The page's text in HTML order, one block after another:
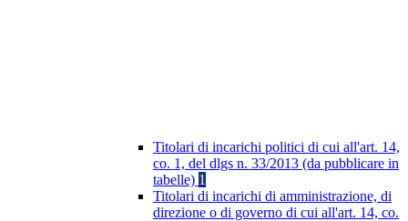
Titolari di incarichi politici di cui all'art. 14,
co. 1, del dlgs n. 33/2013 (da pubblicare in
tabelle) 1
Titolari di incarichi di amministrazione, di
direzione o di governo di cui all'art. 14, co.